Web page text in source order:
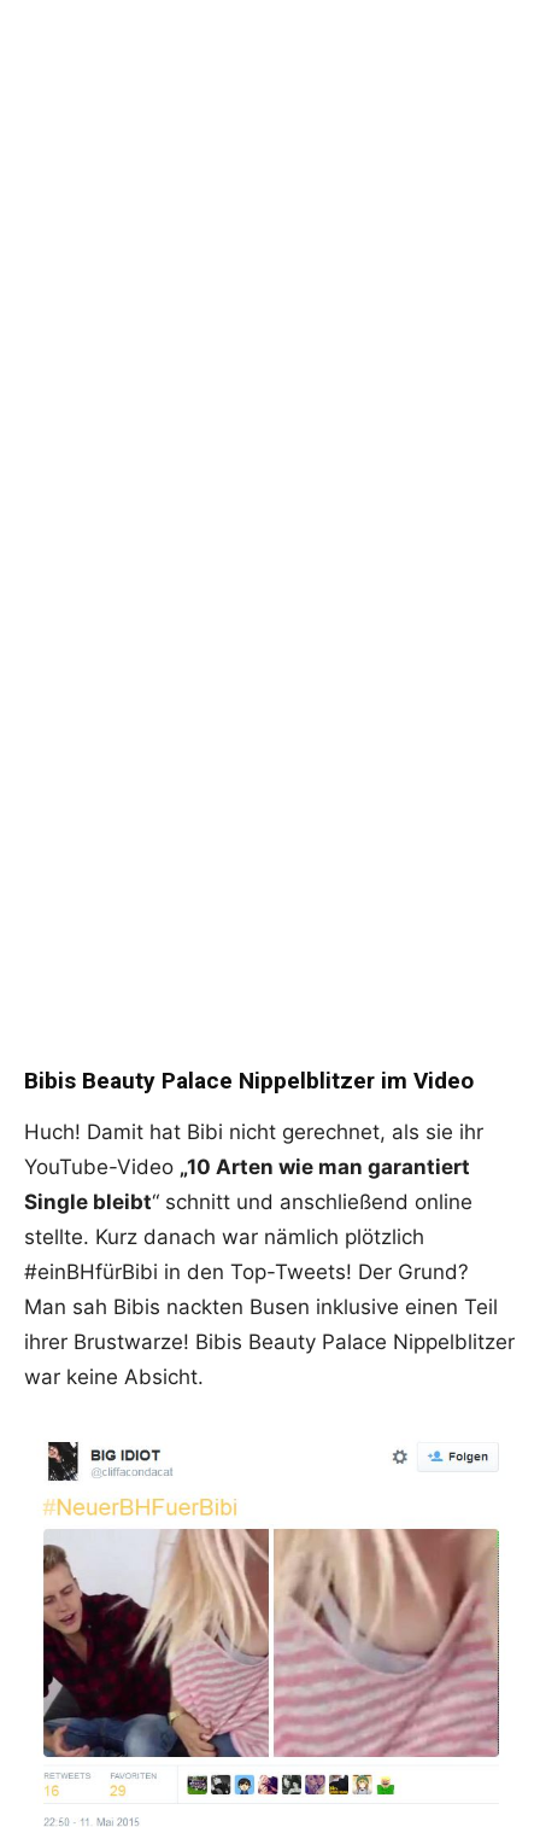
Bibis Beauty Palace Nippelblitzer im Video
Huch! Damit hat Bibi nicht gerechnet, als sie ihr
YouTube-Video „10 Arten wie man garantiert
Single bleibt“ schnitt und anschließend online
stellte. Kurz danach war nämlich plötzlich
#einBHfürBibi in den Top-Tweets! Der Grund?
Man sah Bibis nackten Busen inklusive einen Teil
ihrer Brustwarze! Bibis Beauty Palace Nippelblitzer
war keine Absicht.